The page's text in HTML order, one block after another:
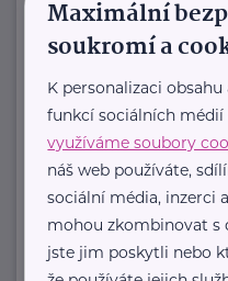
kolech!
Místo neustálého
https://
+420 702 133 192
CESTARIUS s. r. o.
Maximální
soukromí a
K personalizaci
funkcí sociálních médií
využíváme soubory
náš web používáte,
sociální média, inzerci
mohou zkombinovat
jste jim poskytli nebo